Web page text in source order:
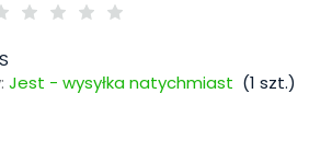
Jest - wysyłka natychmiast (1 szt.)